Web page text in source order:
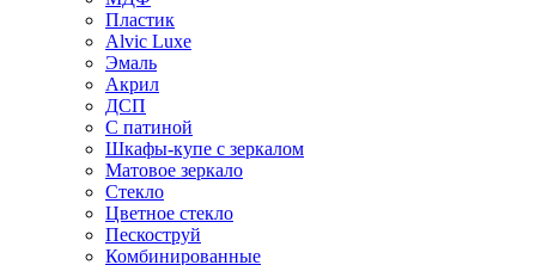
Пластик
Alvic Luxe
Эмаль
Акрил
ДСП
С патиной
Шкафы-купе с зеркалом
Матовое зеркало
Стекло
Цветное стекло
Пескоструй
Комбинированные